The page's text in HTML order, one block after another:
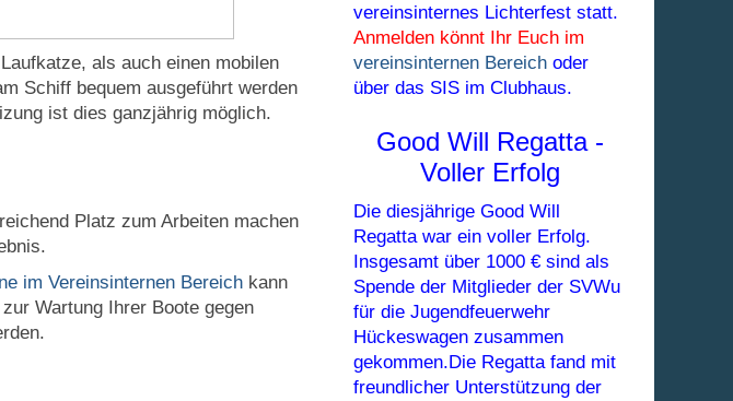
als auch einen mobilen
Schiff bequem ausgeführt werden
ist dies ganzjährig möglich.
Platz zum Arbeiten machen
im Vereinsinternen Bereich kann
Wartung Ihrer Boote gegen
vereinsinternes Lichterfest statt.
Anmelden könnt Ihr Euch im
vereinsinternen Bereich oder
über das SIS im Clubhaus.
Good Will Regatta -
Voller Erfolg
Die diesjährige Good Will
Regatta war ein voller Erfolg.
Insgesamt über 1000 € sind als
Spende der Mitglieder der SVWu
für die Jugendfeuerwehr
Hückeswagen zusammen
gekommen.Die Regatta fand mit
freundlicher Unterstützung der